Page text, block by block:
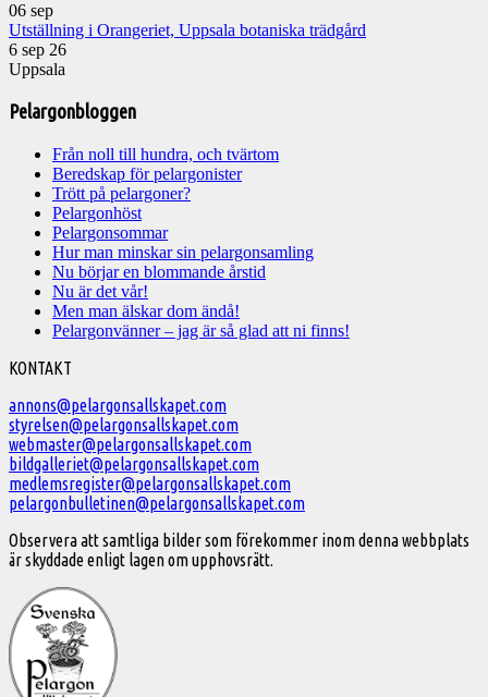
06 sep
Utställning i Orangeriet, Uppsala botaniska trädgård
6 sep 26
Uppsala
Pelargonbloggen
Från noll till hundra, och tvärtom
Beredskap för pelargonister
Trött på pelargoner?
Pelargonhöst
Pelargonsommar
Hur man minskar sin pelargonsamling
Nu börjar en blommande årstid
Nu är det vår!
Men man älskar dom ändå!
Pelargonvänner – jag är så glad att ni finns!
Välkommen
till
Svenska
Pelargonsällskapet
KONTAKT
annons@pelargonsallskapet.com
styrelsen@pelargonsallskapet.com
webmaster@pelargonsallskapet.com
bildgalleriet@pelargonsallskapet.com
medlemsregister@pelargonsallskapet.com
pelargonbulletinen@pelargonsallskapet.com
Observera att samtliga bilder som förekommer inom denna webbplats
är skyddade enligt lagen om upphovsrätt.